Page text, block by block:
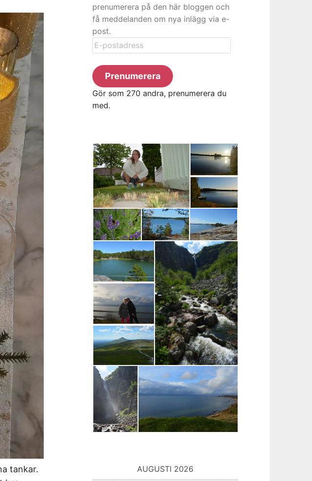
tankar.
prenumerera på den här bloggen och
få meddelanden om nya inlägg via e-
post.
E-
postadress
Prenumerera
Gör som 270 andra, prenumerera du
med.
AUGUSTI 2026